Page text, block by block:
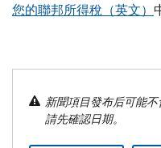
您的聯邦所得稅（英文）
新聞項目發布后可能
請先確認日期。